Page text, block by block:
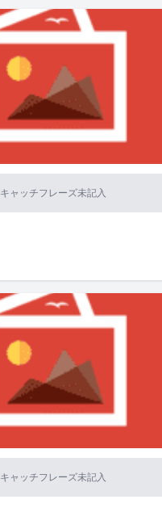
キャッチフレーズ未記入
キャッチフレーズ未記入